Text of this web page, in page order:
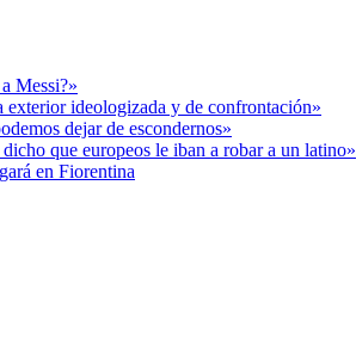
Messi?»
ideologizada y de confrontación»
dejar de escondernos»
que europeos le iban a robar a un latino»
en Fiorentina